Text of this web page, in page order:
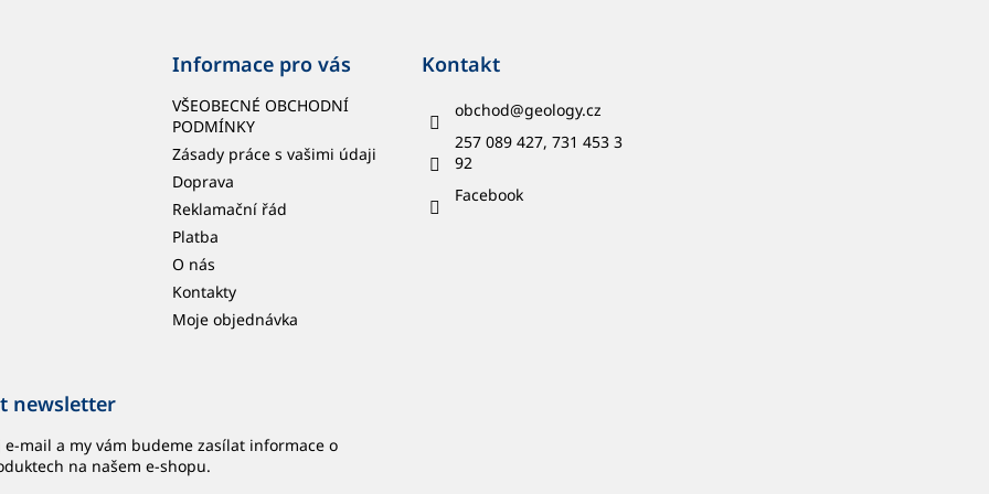
Informace pro vás
VŠEOBECNÉ OBCHODNÍ
PODMÍNKY
Zásady práce s vašimi údaji
Doprava
Reklamační řád
Platba
O nás
Kontakty
Moje objednávka
Kontakt
obchod@geology.cz
257 089 427, 731 453 3
92
Facebook
newsletter
e-mail a my vám budeme zasílat informace o
na našem e-shopu.